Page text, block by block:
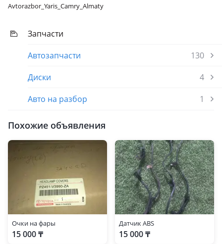
Avtorazbor_Yaris_Camry_Almaty
Запчасти
Автозапчасти
130
Диски
4
Авто на разбор
1
Похожие объявления
Очки на фары
15 000 ₸
Датчик ABS
15 000 ₸